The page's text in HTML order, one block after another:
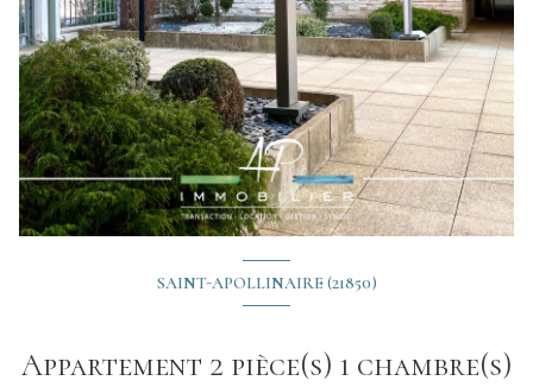
SAINT-APOLLINAIRE (21850)
Appartement 2 pièce(s) 1 chambre(s)